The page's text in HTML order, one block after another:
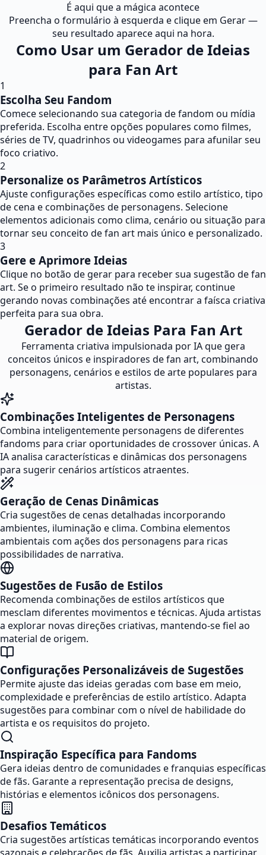
É aqui que a mágica acontece
Preencha o formulário à esquerda e clique em Gerar —
seu resultado aparece aqui na hora.
Como Usar um Gerador de Ideias
para Fan Art
1
Escolha Seu Fandom
Comece selecionando sua categoria de fandom ou mídia
preferida. Escolha entre opções populares como filmes,
séries de TV, quadrinhos ou videogames para afunilar seu
foco criativo.
2
Personalize os Parâmetros Artísticos
Ajuste configurações específicas como estilo artístico, tipo
de cena e combinações de personagens. Selecione
elementos adicionais como clima, cenário ou situação para
tornar seu conceito de fan art mais único e personalizado.
3
Gere e Aprimore Ideias
Clique no botão de gerar para receber sua sugestão de fan
art. Se o primeiro resultado não te inspirar, continue
gerando novas combinações até encontrar a faísca criativa
perfeita para sua obra.
Gerador de Ideias Para Fan Art
Ferramenta criativa impulsionada por IA que gera
conceitos únicos e inspiradores de fan art, combinando
personagens, cenários e estilos de arte populares para
artistas.
Combinações Inteligentes de Personagens
Combina inteligentemente personagens de diferentes
fandoms para criar oportunidades de crossover únicas. A
IA analisa características e dinâmicas dos personagens
para sugerir cenários artísticos atraentes.
Geração de Cenas Dinâmicas
Cria sugestões de cenas detalhadas incorporando
ambientes, iluminação e clima. Combina elementos
ambientais com ações dos personagens para ricas
possibilidades de narrativa.
Sugestões de Fusão de Estilos
Recomenda combinações de estilos artísticos que
mesclam diferentes movimentos e técnicas. Ajuda artistas
a explorar novas direções criativas, mantendo-se fiel ao
material de origem.
Configurações Personalizáveis de Sugestões
Permite ajuste das ideias geradas com base em meio,
complexidade e preferências de estilo artístico. Adapta
sugestões para combinar com o nível de habilidade do
artista e os requisitos do projeto.
Inspiração Específica para Fandoms
Gera ideias dentro de comunidades e franquias específicas
de fãs. Garante a representação precisa de designs,
histórias e elementos icônicos dos personagens.
Desafios Temáticos
Cria sugestões artísticas temáticas incorporando eventos